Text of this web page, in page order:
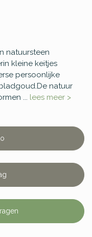
natuursteen
kleine keitjes
persoonlijke
natuur
... lees meer >